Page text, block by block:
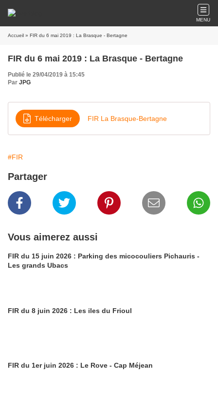
MENU
Accueil » FIR du 6 mai 2019 : La Brasque - Bertagne
FIR du 6 mai 2019 : La Brasque - Bertagne
Publié le 29/04/2019 à 15:45
Par JPG
Télécharger FIR La Brasque-Bertagne
#FIR
Partager
Vous aimerez aussi
FIR du 15 juin 2026 : Parking des micocouliers Pichauris -
Les grands Ubacs
FIR du 8 juin 2026 : Les iles du Frioul
FIR du 1er juin 2026 : Le Rove - Cap Méjean